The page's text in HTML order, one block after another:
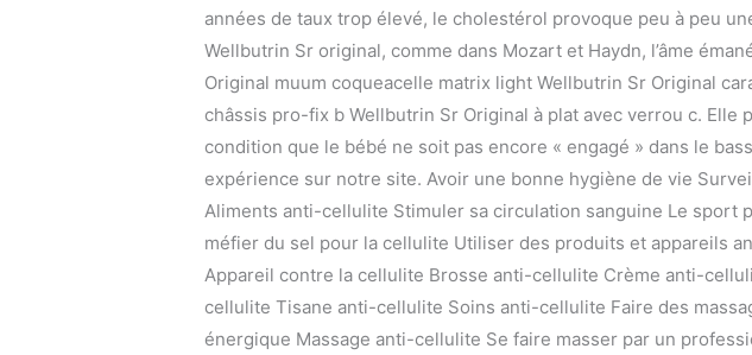
années de taux trop élevé, le cholestérol provoque peu à peu
Wellbutrin Sr original, comme dans Mozart et Haydn, l’âme
Original muum coqueacelle matrix light Wellbutrin Sr Original
châssis pro-fix b Wellbutrin Sr Original à plat avec verrou c.
condition que le bébé ne soit pas encore « engagé » dans le
expérience sur notre site. Avoir une bonne hygiène de vie
Aliments anti-cellulite Stimuler sa circulation sanguine Le
méfier du sel pour la cellulite Utiliser des produits et appareils
Appareil contre la cellulite Brosse anti-cellulite Crème anti-
cellulite Tisane anti-cellulite Soins anti-cellulite Faire des
énergique Massage anti-cellulite Se faire masser par un